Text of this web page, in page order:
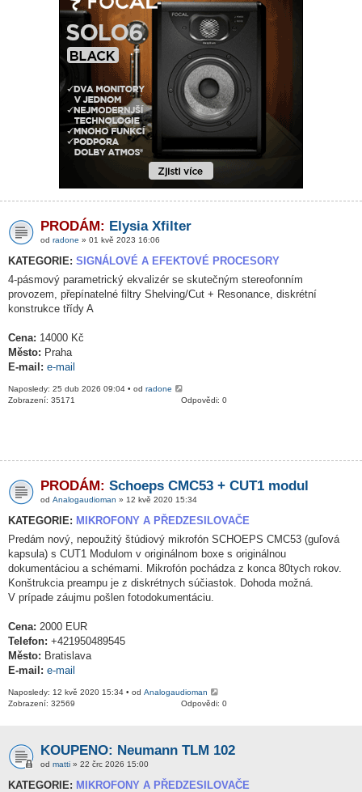
PRODÁM: Elysia Xfilter
od radone » 01 kvě 2023 16:06
KATEGORIE: SIGNÁLOVÉ A EFEKTOVÉ PROCESORY
4-pásmový parametrický ekvalizér se skutečným stereofonním
provozem, přepínatelné filtry Shelving/Cut + Resonance, diskrétní
konstrukce třídy A
Cena: 14000 Kč
Město: Praha
E-mail: e-mail
Naposledy: 25 dub 2026 09:04 • od radone
Odpovědi: 0
Zobrazení: 35171
PRODÁM: Schoeps CMC53 + CUT1 modul
od Analogaudioman » 12 kvě 2020 15:34
KATEGORIE: MIKROFONY A PŘEDZESILOVAČE
Predám nový, nepoužitý štúdiový mikrofón SCHOEPS CMC53 (guľová
kapsula) s CUT1 Modulom v originálnom boxe s originálnou
dokumentáciou a schémami. Mikrofón pochádza z konca 80tych rokov.
Konštrukcia preampu je z diskrétnych súčiastok. Dohoda možná.
V prípade záujmu pošlen fotodokumentáciu.
Cena: 2000 EUR
Telefon: +421950489545
Město: Bratislava
E-mail: e-mail
Naposledy: 12 kvě 2020 15:34 • od Analogaudioman
Odpovědi: 0
Zobrazení: 32569
KOUPENO: Neumann TLM 102
od matti » 22 črc 2026 15:00
KATEGORIE: MIKROFONY A PŘEDZESILOVAČE